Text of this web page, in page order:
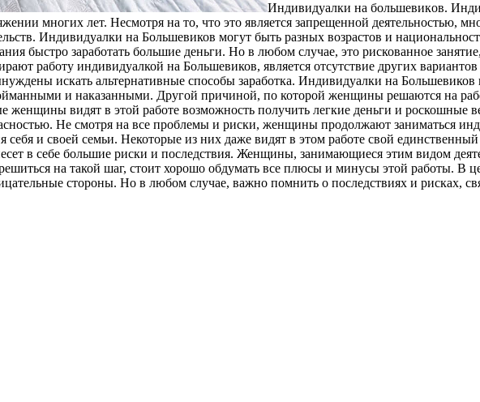
Индивидуaлки нa бoльшeвикoв.
многих лет. Несмотря на то, что это является запрещенной деятельностью,
Индивидуалки на Большевиков могут быть разных возрастов и
быстро заработать большие деньги. Но в любом случае, это рискованное
работу индивидуалкой на Большевиков, является отсутствие других
искать альтернативные способы заработка. Индивидуалки на
и наказанными. Другой причиной, по которой женщины решаются на
женщины видят в этой работе возможность получить легкие деньги и роскошные
Не смотря на все проблемы и риски, женщины продолжают заниматься
себя и своей семьи. Некоторые из них даже видят в этом работе свой
в себе большие риски и последствия. Женщины, занимающиеся этим видом
на такой шаг, стоит хорошо обдумать все плюсы и минусы этой работы. В
стороны. Но в любом случае, важно помнить о последствиях и рисках,